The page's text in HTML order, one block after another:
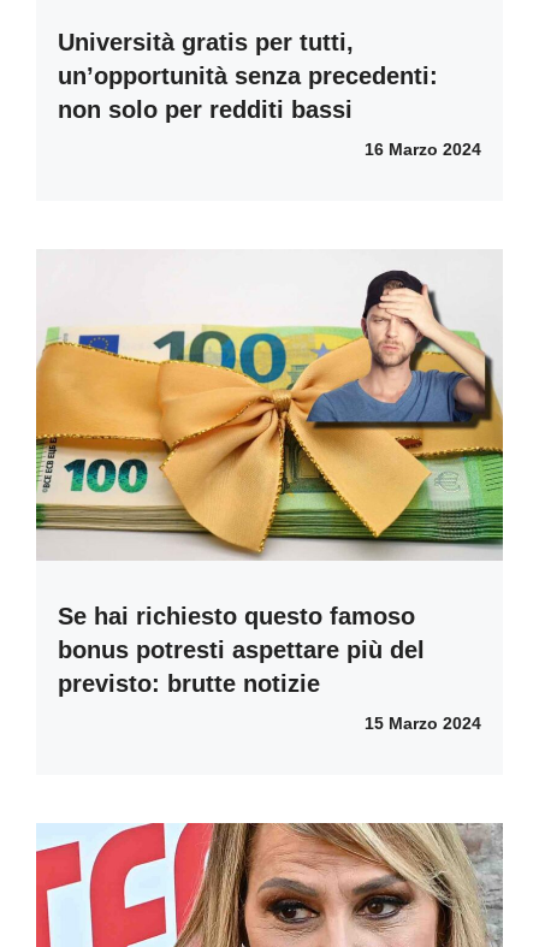
Università gratis per tutti,
un’opportunità senza precedenti:
non solo per redditi bassi
16 Marzo 2024
Se hai richiesto questo famoso
bonus potresti aspettare più del
previsto: brutte notizie
15 Marzo 2024